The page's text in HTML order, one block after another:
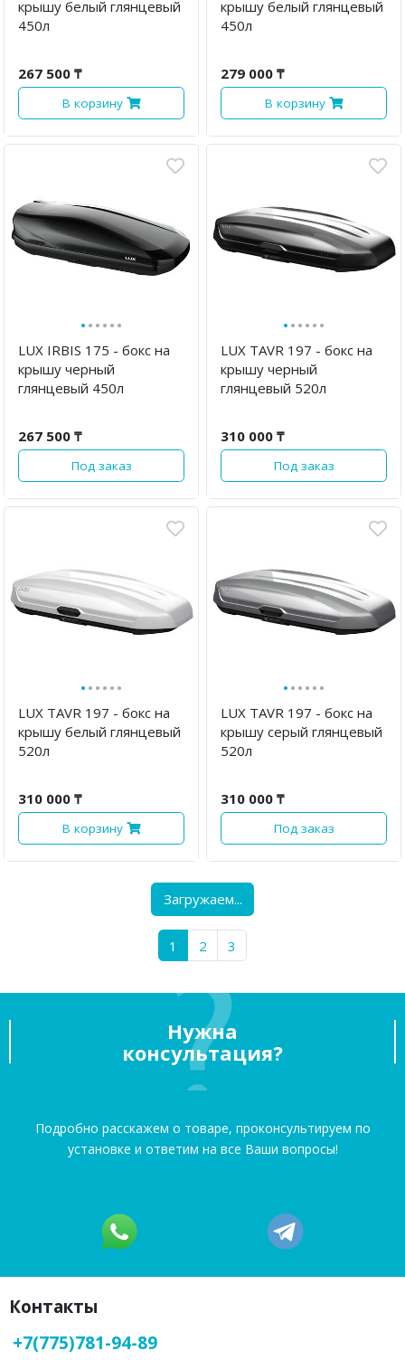
крышу белый глянцевый
450л
267 500 ₸
В корзину
крышу белый глянцевый
450л
279 000 ₸
В корзину
······
LUX IRBIS 175 - бокс на
крышу черный
глянцевый 450л
267 500 ₸
Под заказ
······
LUX TAVR 197 - бокс на
крышу черный
глянцевый 520л
310 000 ₸
Под заказ
······
LUX TAVR 197 - бокс на
крышу белый глянцевый
520л
310 000 ₸
В корзину
······
LUX TAVR 197 - бокс на
крышу серый глянцевый
520л
310 000 ₸
Под заказ
Загружаем варианты
Под заказ
·
Загружаем варианты
Под заказ